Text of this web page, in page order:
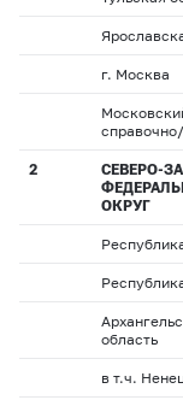
г. Москва
справочно/
2
СЕВЕРО-
ОКРУГ
область
в т.ч.